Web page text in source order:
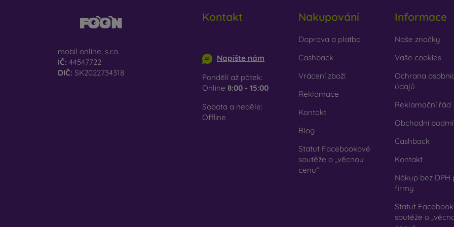
přírodě mohou 100 % rozložit. Důraz na životní prostředí je dnes
Na našem e-shopu FOON najdete desítky zajímavých krytů na
mobil online, s.r.o.
IČ: 44547722
DIČ: SK2022734318
Kontakt
Napište nám
Pondělí až pátek:
Online 8:00 - 15:00
Sobota a neděle:
Offline
Nakupování
Doprava a platba
Cashback
Vrácení zboží
Reklamace
Kontakt
Blog
Statut Facebookové
soutěže o „věcnou
cenu“
Informace
Naše značky
Vaše cookies
Ochrana
údajů
Reklamační řád
Obchodní
Cashback
Kontakt
Nákup bez DPH
firmy
Statut
soutěže o